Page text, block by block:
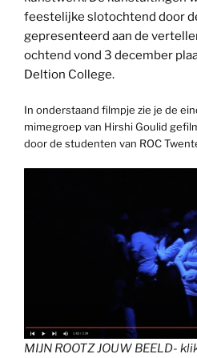
feestelijke slotochtend door
gepresenteerd aan de
ochtend vond 3 december
Deltion College.
In onderstaand filmpje zie je de
mimegroep van Hirshi Goulid
door de studenten van ROC
MIJN ROOTZ JOUW BEELD-